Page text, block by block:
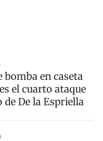
en caseta
el cuarto ataque
De la Espriella